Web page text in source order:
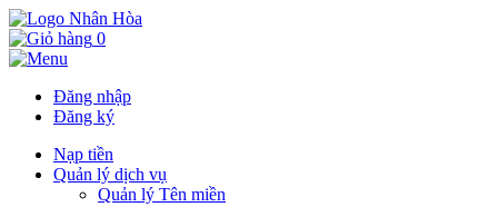
0
Đăng nhập
Đăng ký
Nạp tiền
Quản lý dịch vụ
Quản lý Tên miền